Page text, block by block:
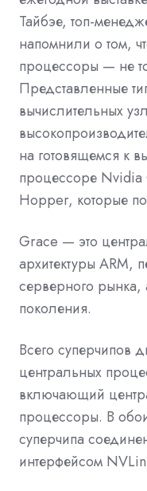
Тайбэе, топ-
напомнили о том,
процессоры — не
Представленные
вычислительных
на готовящемся к
процессоре Nvidia
Hopper, которые
Grace — это
архитектуры ARM,
серверного
поколения.
Всего суперчипов
центральных
включающий
процессоры. В
суперчипа
интерфейсом